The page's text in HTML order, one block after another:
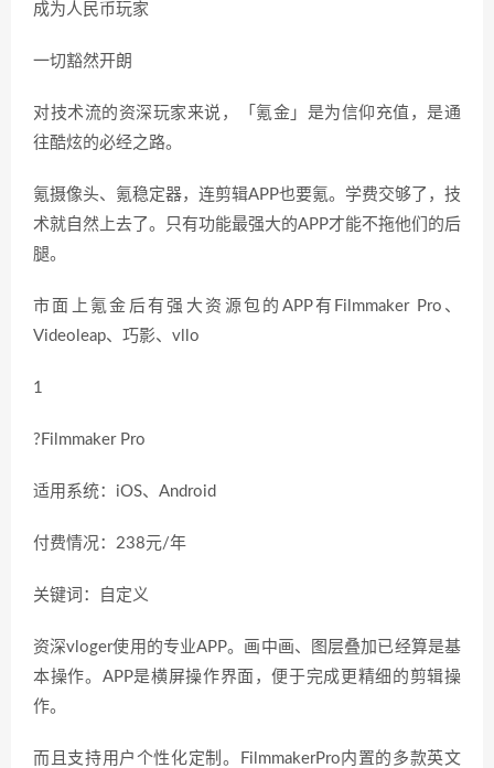
成为人民币玩家
一切豁然开朗
对技术流的资深玩家来说，「氪金」是为信仰充值，是通
往酷炫的必经之路。
氪摄像头、氪稳定器，连剪辑APP也要氪。学费交够了，技
术就自然上去了。只有功能最强大的APP才能不拖他们的后
腿。
市面上氪金后有强大资源包的APP有Filmmaker Pro、
Videoleap、巧影、vllo
1
?Filmmaker Pro
适用系统：iOS、Android
付费情况：238元/年
关键词：自定义
资深vloger使用的专业APP。画中画、图层叠加已经算是基
本操作。APP是横屏操作界面，便于完成更精细的剪辑操
作。
而且支持用户个性化定制。FilmmakerPro内置的多款英文